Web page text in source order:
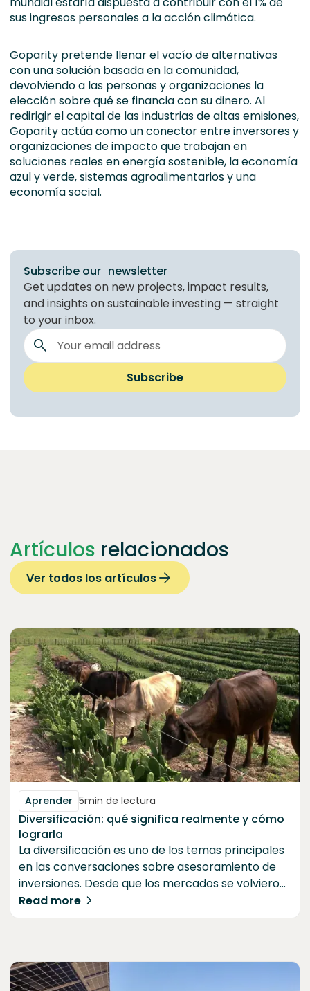
sus ingresos personales a la acción climática.
Goparity pretende llenar el vacío de alternativas
con una solución basada en la comunidad,
devolviendo a las personas y organizaciones la
elección sobre qué se financia con su dinero. Al
redirigir el capital de las industrias de altas emisiones,
Goparity actúa como un conector entre inversores y
organizaciones de impacto que trabajan en
soluciones reales en energía sostenible, la economía
azul y verde, sistemas agroalimentarios y una
economía social.
Subscribe our newsletter
Get updates on new projects, impact results,
and insights on sustainable investing — straight
to your inbox.
Artículos relacionados
Ver todos los artículos
Aprender 5min de lectura
Diversificación: qué significa realmente y cómo
lograrla
La diversificación es uno de los temas principales
en las conversaciones sobre asesoramiento de
inversiones. Desde que los mercados se volvieron
más accesibles, se ha hecho mucho hincapié en
la importancia de tener una cartera diversificada,
Read more